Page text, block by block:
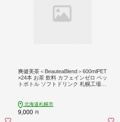
爽健美茶＜BeauteaBlend＞600mlPET
×24本 お茶 飲料 カフェインゼロ ペッ
トボトル ソフトドリンク 札幌工場製
北海道札幌市
9,000 円